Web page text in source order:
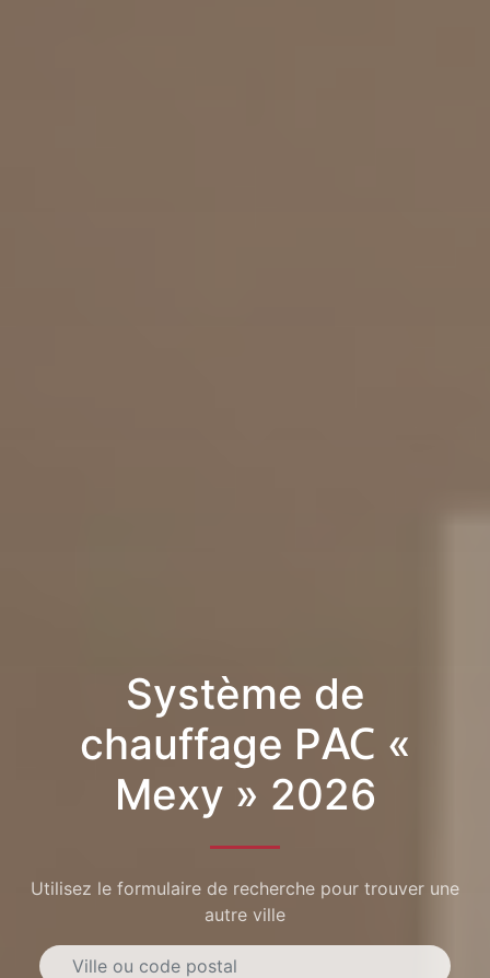
Système de
chauffage PAC «
Mexy » 2026
Utilisez le formulaire de recherche pour trouver une
autre ville